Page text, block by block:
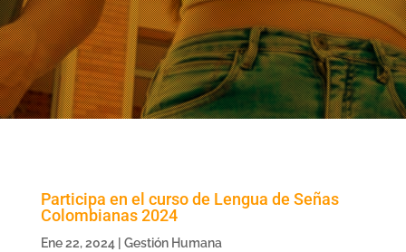
Participa en el curso de Lengua de Señas
Colombianas 2024
Ene 22, 2024 Gestión Humana